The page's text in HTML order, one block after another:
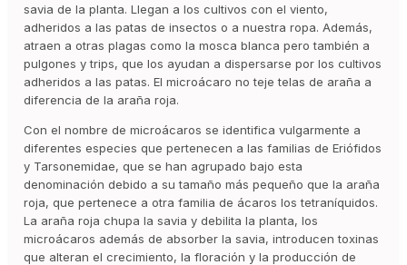
savia de la planta. Llegan a los cultivos con el viento,
adheridos a las patas de insectos o a nuestra ropa. Además,
atraen a otras plagas como la mosca blanca pero también a
pulgones y trips, que los ayudan a dispersarse por los cultivos
adheridos a las patas. El microácaro no teje telas de araña a
diferencia de la araña roja.
Con el nombre de microácaros se identifica vulgarmente a
diferentes especies que pertenecen a las familias de Eriófidos
y Tarsonemidae, que se han agrupado bajo esta
denominación debido a su tamaño más pequeño que la araña
roja, que pertenece a otra familia de ácaros los tetraníquidos.
La araña roja chupa la savia y debilita la planta, los
microácaros además de absorber la savia, introducen toxinas
que alteran el crecimiento, la floración y la producción de